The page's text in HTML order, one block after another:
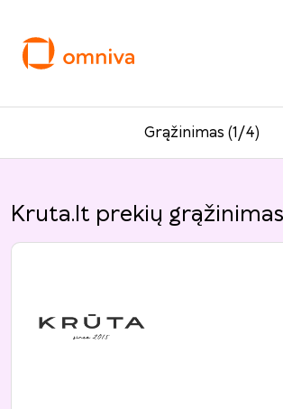
Grąžinimas (1/4)
Kruta.lt prekių grąžinimas